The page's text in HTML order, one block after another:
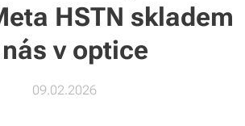
HSTN skladem
v optice
09.02.2026